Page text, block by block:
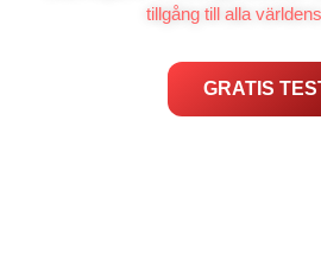
tillgång till alla
GRATIS